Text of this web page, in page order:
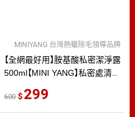
【全網最好用】胺基酸私密潔淨露
500ml【MINI YANG】私密處清潔
養
MINIYANG 台灣熱蠟除毛領導品牌
600 299